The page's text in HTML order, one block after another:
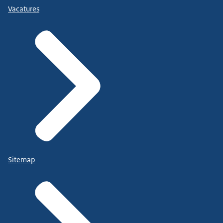
Vacatures
Sitemap